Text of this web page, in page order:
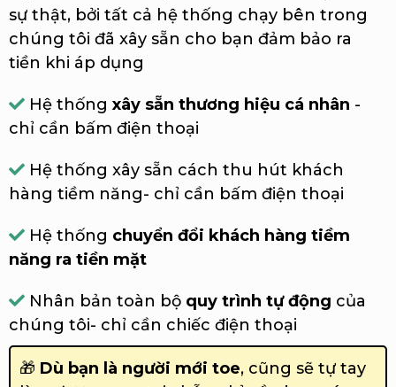
sự thật, bởi tất cả hệ thống chạy bên trong
chúng tôi đã xây sẵn cho bạn đảm bảo ra
tiền khi áp dụng
Hệ thống xây sẵn thương hiệu cá nhân -
chỉ cần bấm điện thoại
Hệ thống xây sẵn cách thu hút khách
hàng tiềm năng- chỉ cần bấm điện thoại
Hệ thống chuyển đổi khách hàng tiềm
năng ra tiền mặt
Nhân bản toàn bộ quy trình tự động của
chúng tôi- chỉ cần chiếc điện thoại
🎁 Dù bạn là người mới toe, cũng sẽ tự tay